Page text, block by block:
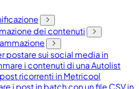
dei contenuti
postare sui social media in
i contenuti di una Autolist
ricorrenti in Metricool
i post in batch con un file CSV in